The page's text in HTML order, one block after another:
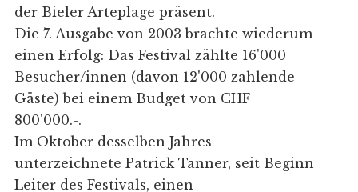
der Bieler Arteplage präsent.
Die 7. Ausgabe von 2003 brachte wiederum
einen Erfolg: Das Festival zählte 16'000
Besucher/innen (davon 12'000 zahlende
Gäste) bei einem Budget von CHF
800'000.-.
Im Oktober desselben Jahres
unterzeichnete Patrick Tanner, seit Beginn
Leiter des Festivals, einen